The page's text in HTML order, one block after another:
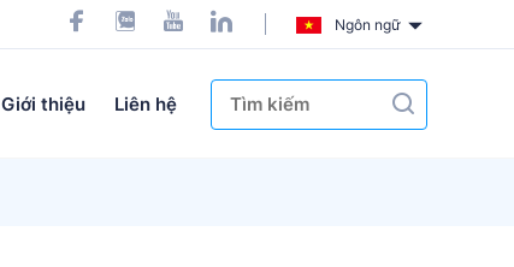
Ngôn ngữ
Giới thiệu Liên hệ